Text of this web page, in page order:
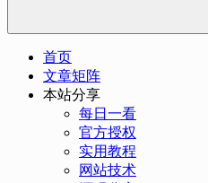
首页
文章矩阵
本站分享
每日一看
官方授权
实用教程
网站技术